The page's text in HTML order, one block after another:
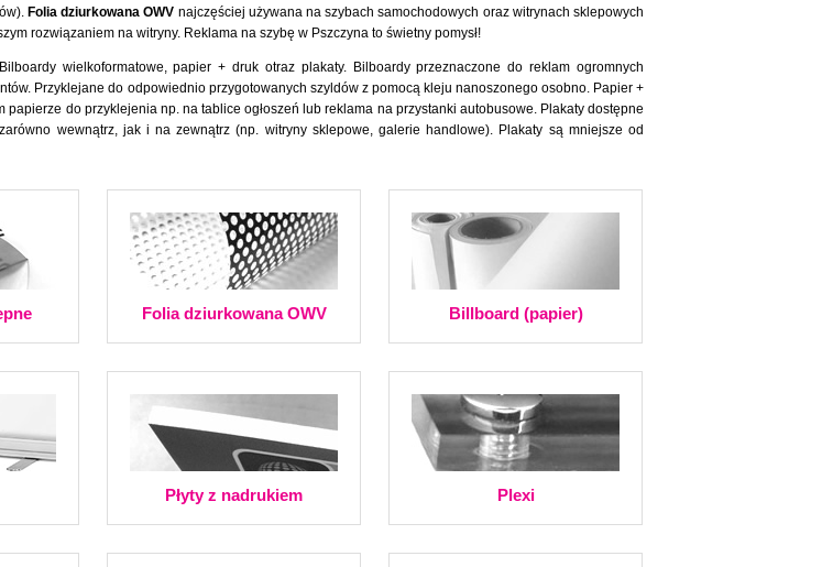
Folia dziurkowana OWV najczęściej używana na szybach samochodowych oraz witrynach sklepowych
rozwiązaniem na witryny. Reklama na szybę w Pszczyna to świetny pomysł!
wielkoformatowe, papier + druk otraz plakaty. Bilboardy przeznaczone do reklam ogromnych
Przyklejane do odpowiednio przygotowanych szyldów z pomocą kleju nanoszonego osobno. Papier +
do przyklejenia np. na tablice ogłoszeń lub reklama na przystanki autobusowe. Plakaty dostępne
wewnątrz, jak i na zewnątrz (np. witryny sklepowe, galerie handlowe). Plakaty są mniejsze od
Folia dziurkowana OWV Billboard (papier)
Płyty z nadrukiem Plexi